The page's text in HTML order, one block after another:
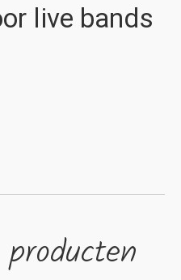
live bands